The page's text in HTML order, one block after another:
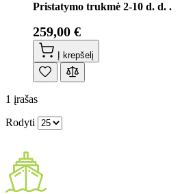
Pristatymo trukmė 2-10 d. d. .
259,00 €
Į krepšelį
1 įrašas
Rodyti